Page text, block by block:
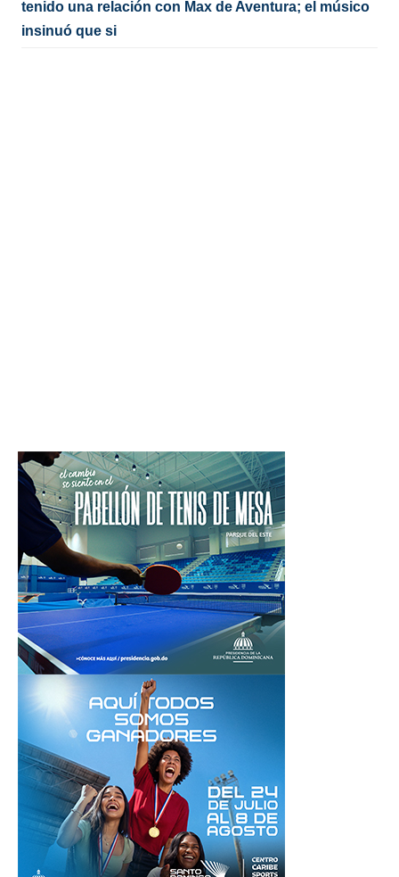
tenido una relación con Max de Aventura; el músico
insinuó que si